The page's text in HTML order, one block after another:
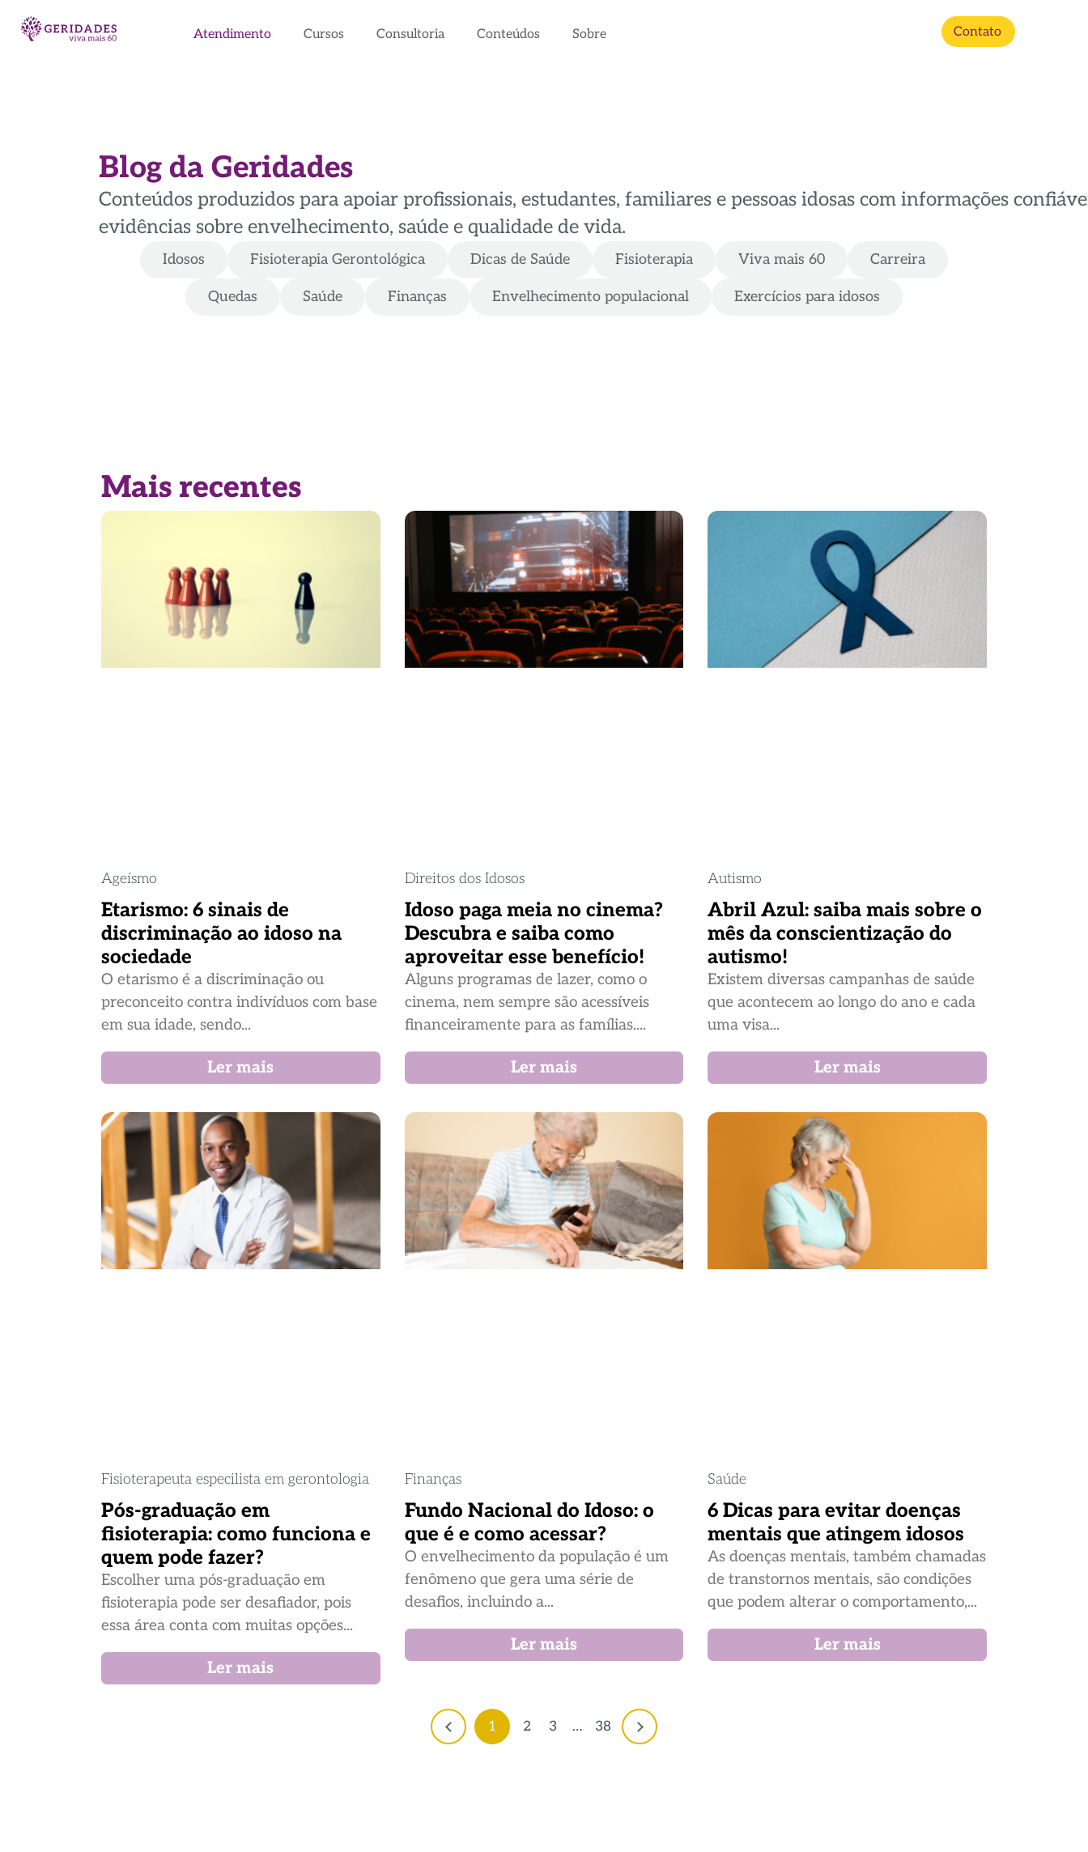
Atendimento Cursos Consultoria Conteúdos Sobre Contato
Blog da Geridades
Conteúdos produzidos para apoiar profissionais, estudantes, familiares e pessoas idosas com informações
evidências sobre envelhecimento, saúde e qualidade de vida.
Idosos Fisioterapia Gerontológica Dicas de Saúde Fisioterapia Viva mais 60 Carreira
Quedas Saúde Finanças Envelhecimento populacional Exercícios para idosos
Mais recentes
Ageísmo
Etarismo: 6 sinais de
discriminação ao idoso na
sociedade
O etarismo é a discriminação ou
preconceito contra indivíduos com base
em sua idade, sendo...
Ler mais
Direitos dos Idosos
Idoso paga meia no cinema?
Descubra e saiba como
aproveitar esse benefício!
Alguns programas de lazer, como o
cinema, nem sempre são acessíveis
financeiramente para as famílias....
Ler mais
Autismo
Abril Azul: saiba mais sobre o
mês da conscientização do
autismo!
Existem diversas campanhas de saúde
que acontecem ao longo do ano e cada
uma visa...
Ler mais
Fisioterapeuta especilista em gerontologia
Pós-graduação em
fisioterapia: como funciona e
quem pode fazer?
Escolher uma pós-graduação em
fisioterapia pode ser desafiador, pois
essa área conta com muitas opções...
Ler mais
Finanças
Fundo Nacional do Idoso: o
que é e como acessar?
O envelhecimento da população é um
fenômeno que gera uma série de
desafios, incluindo a...
Ler mais
Saúde
6 Dicas para evitar doenças
mentais que atingem idosos
As doenças mentais, também chamadas
de transtornos mentais, são condições
que podem alterar o comportamento,...
Ler mais
1 2 3 … 38